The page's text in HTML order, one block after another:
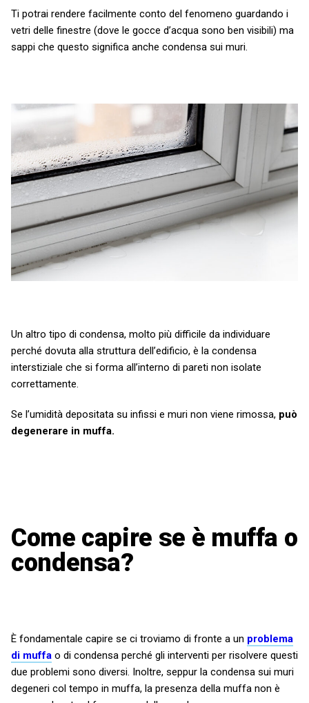
Ti potrai rendere facilmente conto del fenomeno guardando i
vetri delle finestre (dove le gocce d’acqua sono ben visibili) ma
sappi che questo significa anche condensa sui muri.
Un altro tipo di condensa, molto più difficile da individuare
perché dovuta alla struttura dell’edificio, è la condensa
interstiziale che si forma all’interno di pareti non isolate
correttamente.
Se l’umidità depositata su infissi e muri non viene rimossa, può
degenerare in muffa.
Come capire se è muffa o
condensa?
È fondamentale capire se ci troviamo di fronte a un problema
di muffa o di condensa perché gli interventi per risolvere questi
due problemi sono diversi. Inoltre, seppur la condensa sui muri
degeneri col tempo in muffa, la presenza della muffa non è